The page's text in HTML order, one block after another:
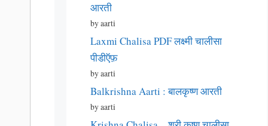
आरती
by aarti
Laxmi Chalisa PDF लक्ष्मी चालीसा
पीडीऍफ़
by aarti
Balkrishna Aarti : बालकृष्ण आरती
by aarti